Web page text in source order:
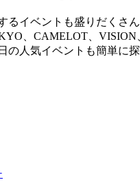
るイベントも盛りだくさ
、CAMELOT、
人気イベントも簡単に探